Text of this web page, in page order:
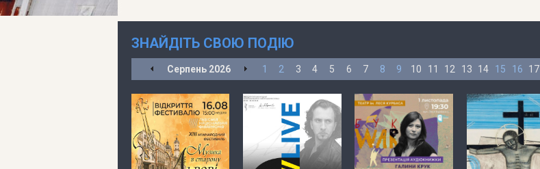
ЗНАЙДІТЬ СВОЮ ПОДІЮ
Серпень 2026 1 2 3 4 5 6 7 8 9 10 11 12 13 14 15 16 17